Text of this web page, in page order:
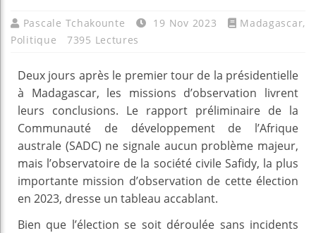
Pascale Tchakounte 19 Nov 2023 Madagascar,
Politique
7395 Lectures
Deux jours après le premier tour de la présidentielle
à Madagascar, les missions d’observation livrent
leurs conclusions. Le rapport préliminaire de la
Communauté de développement de l’Afrique
australe (SADC) ne signale aucun problème majeur,
mais l’observatoire de la société civile Safidy, la plus
importante mission d’observation de cette élection
en 2023, dresse un tableau accablant.
Bien que l’élection se soit déroulée sans incidents